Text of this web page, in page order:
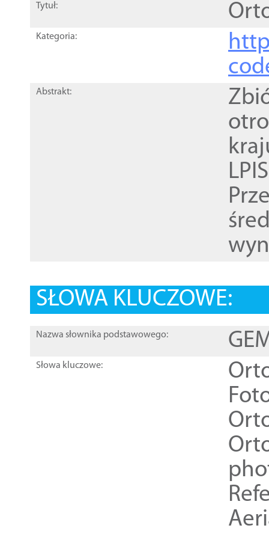
Tytuł:
Kategoria:
Abstrakt:
SŁOWA KLUCZOWE:
Nazwa słownika podstawowego:
Słowa kluczowe: